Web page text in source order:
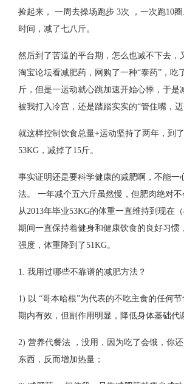
捡起来， 一周去操场跑步 3次 ，一次跑10
时间，减了七八斤。
然后到了苦逼的平台期，怎么也减不下去，
淘宝论坛看减肥药，网购了一种“泰药”，吃
斤，但是一运动就心跳加速开始心悸，于是
被我打入冷宫，还是踏踏实实的“管住嘴，迈
就这样控制饮食总量+运动坚持了两年，到
53KG，减掉了15斤。
事实证明还是要科学健康的减肥啊，不能一
法。 一年减个五六斤虽然慢，但肥肉绝对
从2013年毕业53KG的体重一直维持到现在
期间一直保持着健身和健康饮食的良好习惯
强度，体重降到了51KG。
1. 我用过哪些不靠谱的减肥方法？
1) 以 “哥本哈根”为代表的不吃主食的任何
期内有效，但副作用明显，降低身体基础代
2) 营养代餐法 ，没用，因为吃了会饿，你
东西，反而增加热量；